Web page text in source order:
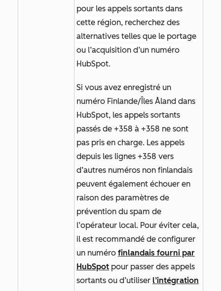
pour les appels sortants dans
cette région, recherchez des
alternatives telles que le portage
ou l’acquisition d’un numéro
HubSpot.
Si vous avez enregistré un
numéro Finlande/Îles Åland dans
HubSpot, les appels sortants
passés de +358 à +358 ne sont
pas pris en charge. Les appels
depuis les lignes +358 vers
d’autres numéros non finlandais
peuvent également échouer en
raison des paramètres de
prévention du spam de
l’opérateur local. Pour éviter cela,
il est recommandé de configurer
un numéro finlandais fourni par
HubSpot pour passer des appels
sortants ou d’utiliser l’intégration